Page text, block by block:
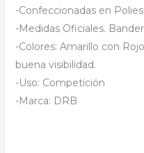
-Confeccionadas en
-Medidas Oficiales.
-Colores: Amarillo con
buena visibilidad.
-Uso: Competición
-Marca: DRB